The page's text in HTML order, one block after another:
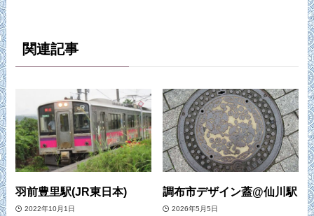
関連記事
羽前豊里駅(JR東日本)
2022年10月1日
調布市デザイン蓋@仙川駅
2026年5月5日